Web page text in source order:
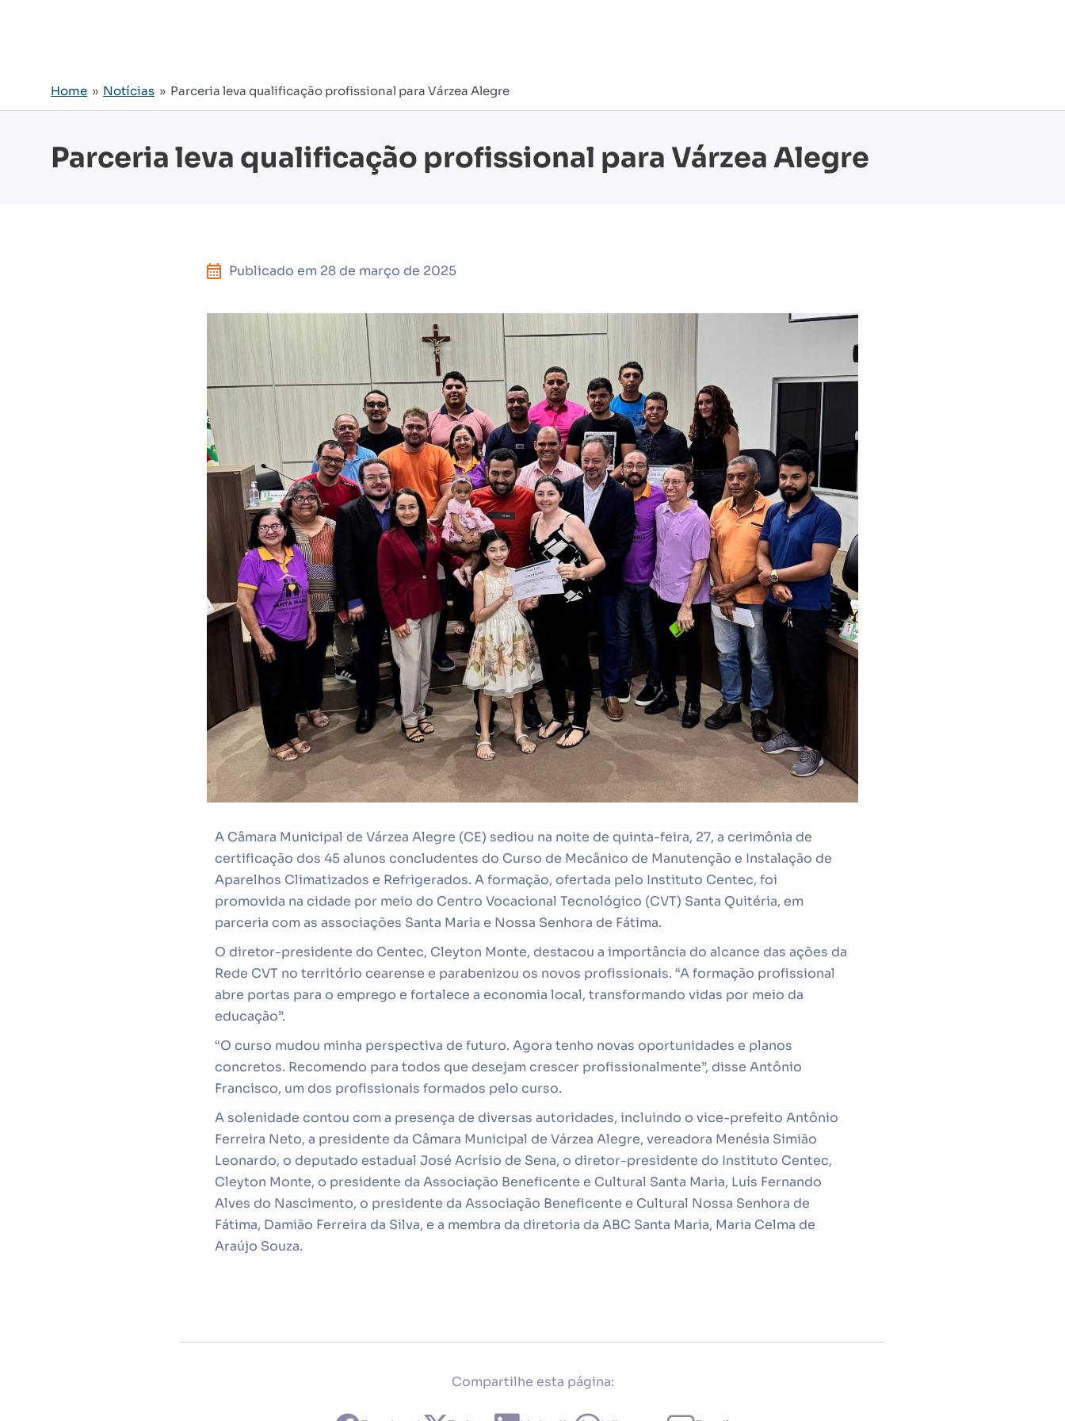
Home » Notícias » Parceria leva qualificação profissional para Várzea Alegre
Parceria leva qualificação profissional para Várzea Alegre
Publicado em 28 de março de 2025
A Câmara Municipal de Várzea Alegre (CE) sediou na noite de quinta-feira, 27, a cerimônia de
certificação dos 45 alunos concludentes do Curso de Mecânico de Manutenção e Instalação de
Aparelhos Climatizados e Refrigerados. A formação, ofertada pelo Instituto Centec, foi
promovida na cidade por meio do Centro Vocacional Tecnológico (CVT) Santa Quitéria, em
parceria com as associações Santa Maria e Nossa Senhora de Fátima.
O diretor-presidente do Centec, Cleyton Monte, destacou a importância do alcance das ações da
Rede CVT no território cearense e parabenizou os novos profissionais. “A formação profissional
abre portas para o emprego e fortalece a economia local, transformando vidas por meio da
educação”.
“O curso mudou minha perspectiva de futuro. Agora tenho novas oportunidades e planos
concretos. Recomendo para todos que desejam crescer profissionalmente”, disse Antônio
Francisco, um dos profissionais formados pelo curso.
A solenidade contou com a presença de diversas autoridades, incluindo o vice-prefeito Antônio
Ferreira Neto, a presidente da Câmara Municipal de Várzea Alegre, vereadora Menésia Simião
Leonardo, o deputado estadual José Acrísio de Sena, o diretor-presidente do Instituto Centec,
Cleyton Monte, o presidente da Associação Beneficente e Cultural Santa Maria, Luís Fernando
Alves do Nascimento, o presidente da Associação Beneficente e Cultural Nossa Senhora de
Fátima, Damião Ferreira da Silva, e a membra da diretoria da ABC Santa Maria, Maria Celma de
Araújo Souza.
Compartilhe esta página: